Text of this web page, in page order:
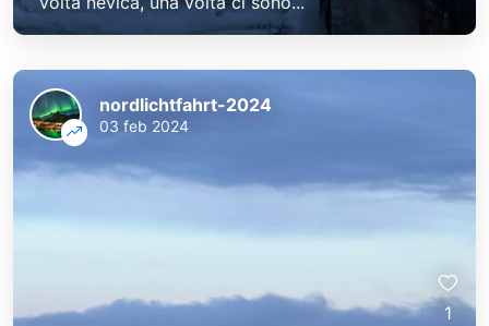
nordlichtfahrt-2024
03 feb 2024
1